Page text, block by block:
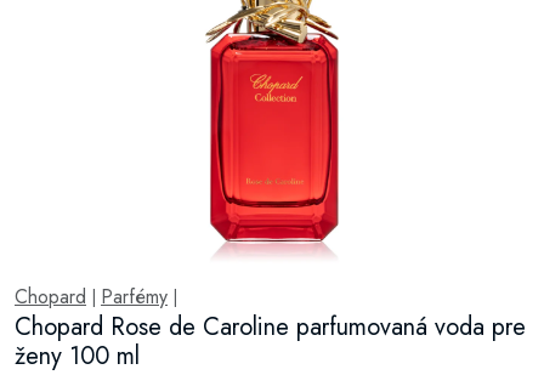
Chopard Parfémy
Chopard Rose de Caroline parfumovaná voda pre
ženy 100 ml